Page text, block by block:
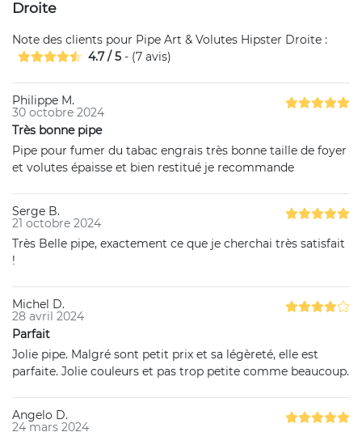
Droite
Note des clients pour Pipe Art & Volutes Hipster Droite :
4.7/5 - (7 avis)
Philippe M.
30 octobre 2024
Très bonne pipe
Pipe pour fumer du tabac engrais très bonne taille de foyer
et volutes épaisse et bien restitué je recommande
Serge B.
21 octobre 2024
Très Belle pipe, exactement ce que je cherchai très satisfait
!
Michel D.
28 avril 2024
Parfait
Jolie pipe. Malgré sont petit prix et sa légèreté, elle est
parfaite. Jolie couleurs et pas trop petite comme beaucoup.
Angelo D.
24 mars 2024